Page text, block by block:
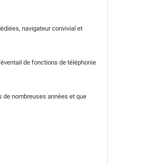
navigateur convivial et
de fonctions de téléphonie
de nombreuses années et que